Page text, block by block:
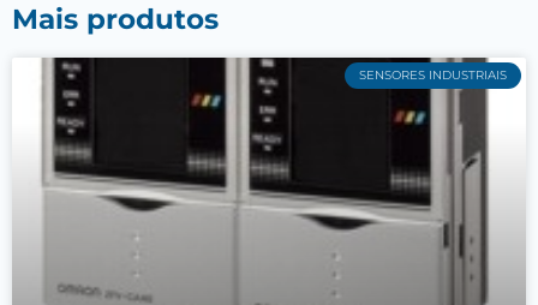
Mais produtos
SENSORES INDUSTRIAIS